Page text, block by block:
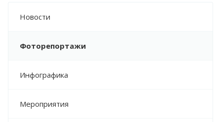
Новости
Фоторепортажи
Инфографика
Мероприятия
НОРМАТИВНО-ПРАВОВЫЕ АКТЫ РФ